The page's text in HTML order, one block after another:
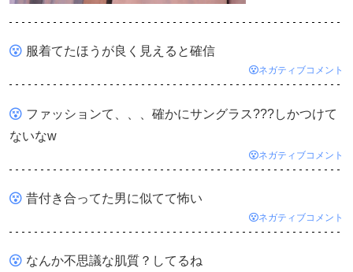
服着てたほうが良く見えると確信
ネガティブコメント
ファッションて、、、確かにサングラス???しかつけて
ないなw
ネガティブコメント
昔付き合ってた男に似てて怖い
ネガティブコメント
なんか不思議な肌質？してるね